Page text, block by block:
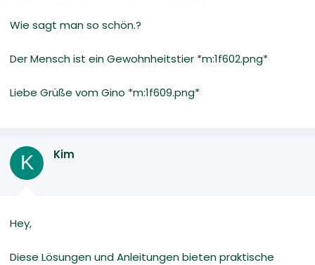
Wie sagt man so schön.?
Der Mensch ist ein Gewohnheitstier *m:1f602.png*
Liebe Grüße vom Gino *m:1f609.png*
K Kim
Hey,
Diese Lösungen und Anleitungen bieten praktische